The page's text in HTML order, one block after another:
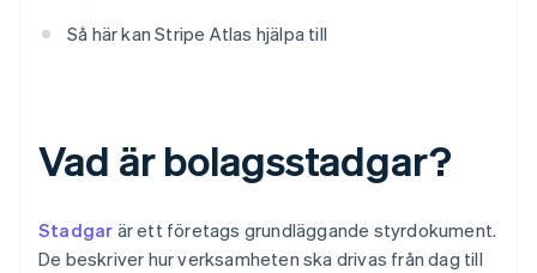
Så här kan Stripe Atlas hjälpa till
Vad är bolagsstadgar?
Stadgar är ett företags grundläggande styrdokument.
De beskriver hur verksamheten ska drivas från dag till